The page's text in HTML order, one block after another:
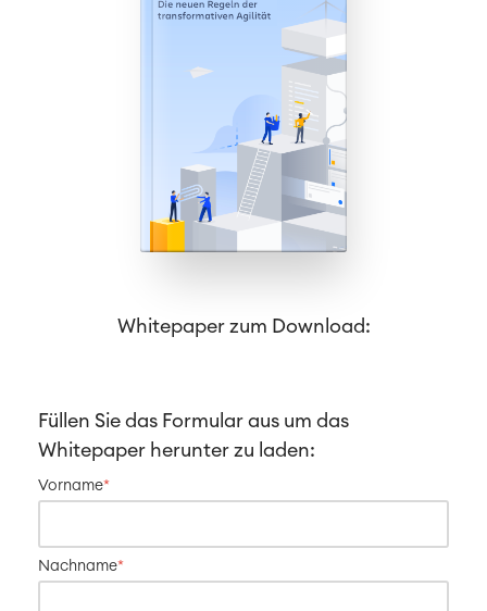
SOLUTIONS
Zeiterfassung, Planung und
Überstunden
Geschäftsprozesse
LMS / eLearning
ERP Solutions
Reports und Dashboards
Agile & DevOps
DevOps
Test Management
Enterprise Wiki
SERVICES
TEAMS
Whitepaper zum Download:
Füllen Sie das Formular aus um das
Whitepaper herunter zu laden:
Vorname*
Nachname*